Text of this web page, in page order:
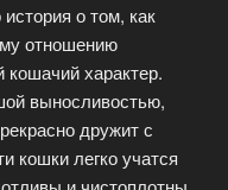
о том, как
отношению
характер.
выносливостью,
дружит с
кошки легко учатся